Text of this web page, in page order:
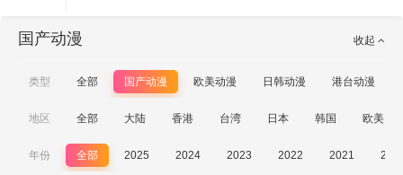
收起
国产动漫
类型 全部 国产动漫 欧美动漫 日韩动漫 港台动漫
地区 全部 大陆 香港 台湾 日本 韩国 欧美
年份 全部 2025 2024 2023 2022 2021